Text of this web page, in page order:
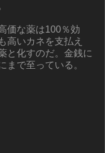
価な薬は100％効
高いカネを支払え
と化すのだ。金銭に
まで至っている。